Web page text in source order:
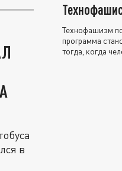
в
Технофашизм
программа
тогда, когда